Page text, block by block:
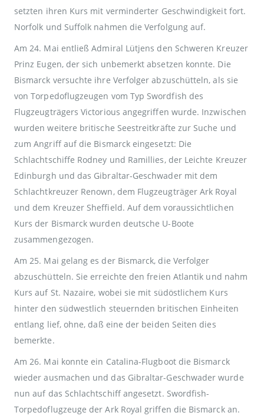
setzten ihren Kurs mit verminderter Geschwindigkeit fort.
Norfolk und Suffolk nahmen die Verfolgung auf.
Am 24. Mai entließ Admiral Lütjens den Schweren Kreuzer
Prinz Eugen, der sich unbemerkt absetzen konnte. Die
Bismarck versuchte ihre Verfolger abzuschütteln, als sie
von Torpedoflugzeugen vom Typ Swordfish des
Flugzeugträgers Victorious angegriffen wurde. Inzwischen
wurden weitere britische Seestreitkräfte zur Suche und
zum Angriff auf die Bismarck eingesetzt: Die
Schlachtschiffe Rodney und Ramillies, der Leichte Kreuzer
Edinburgh und das Gibraltar-Geschwader mit dem
Schlachtkreuzer Renown, dem Flugzeugträger Ark Royal
und dem Kreuzer Sheffield. Auf dem voraussichtlichen
Kurs der Bismarck wurden deutsche U-Boote
zusammengezogen.
Am 25. Mai gelang es der Bismarck, die Verfolger
abzuschütteln. Sie erreichte den freien Atlantik und nahm
Kurs auf St. Nazaire, wobei sie mit südöstlichem Kurs
hinter den südwestlich steuernden britischen Einheiten
entlang lief, ohne, daß eine der beiden Seiten dies
bemerkte.
Am 26. Mai konnte ein Catalina-Flugboot die Bismarck
wieder ausmachen und das Gibraltar-Geschwader wurde
nun auf das Schlachtschiff angesetzt. Swordfish-
Torpedoflugzeuge der Ark Royal griffen die Bismarck an.